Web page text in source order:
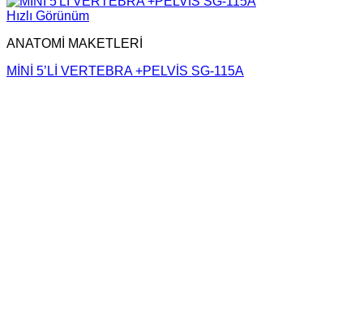
Hızlı Görünüm
ANATOMİ MAKETLERİ
MİNİ 5’Lİ VERTEBRA +PELVİS SG-115A